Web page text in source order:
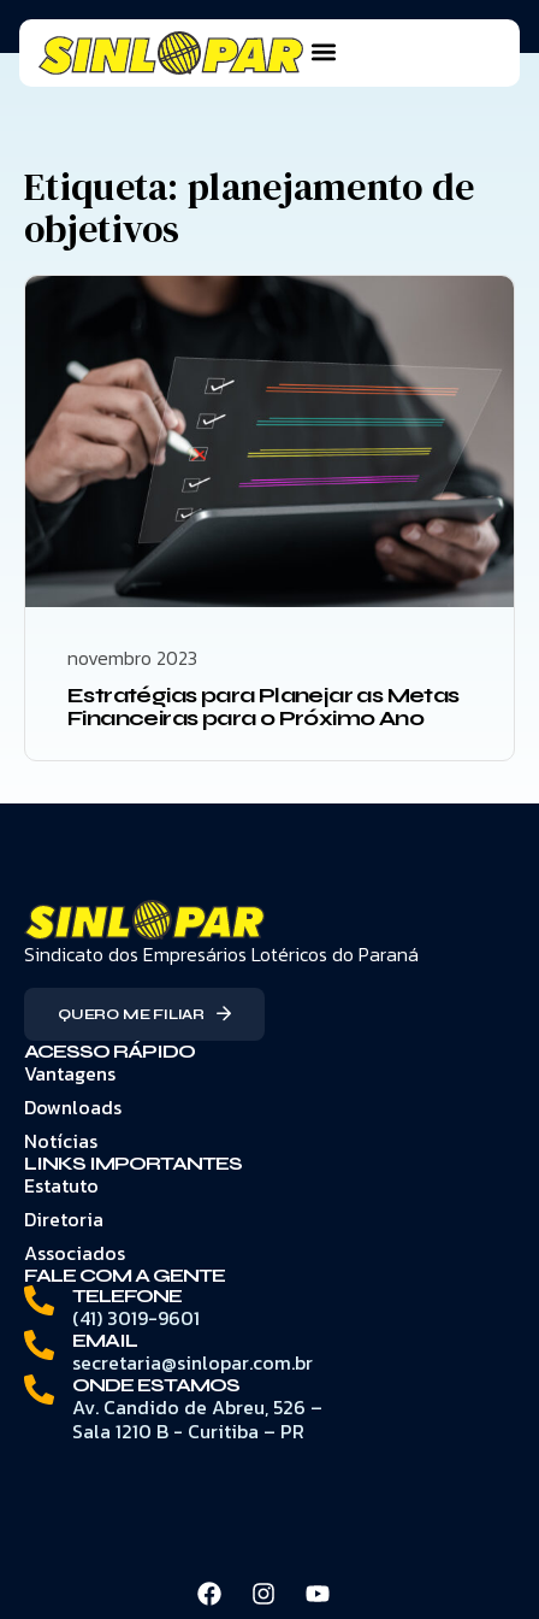
Etiqueta: planejamento de
objetivos
novembro 2023
Estratégias para Planejar as Metas
Financeiras para o Próximo Ano
Sindicato dos Empresários Lotéricos do Paraná
QUERO ME FILIAR
ACESSO RÁPIDO
Vantagens
Downloads
Notícias
LINKS IMPORTANTES
Estatuto
Diretoria
Associados
FALE COM A GENTE
TELEFONE
(41) 3019-9601
EMAIL
secretaria@sinlopar.com.br
ONDE ESTAMOS
Av. Candido de Abreu, 526 –
Sala 1210 B - Curitiba – PR